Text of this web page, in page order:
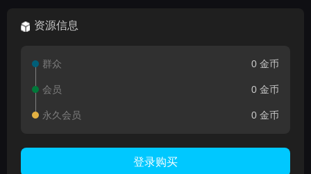
Warehouse)
资源信息
群众 0 金币
会员 0 金币
永久会员 0 金币
登录购买